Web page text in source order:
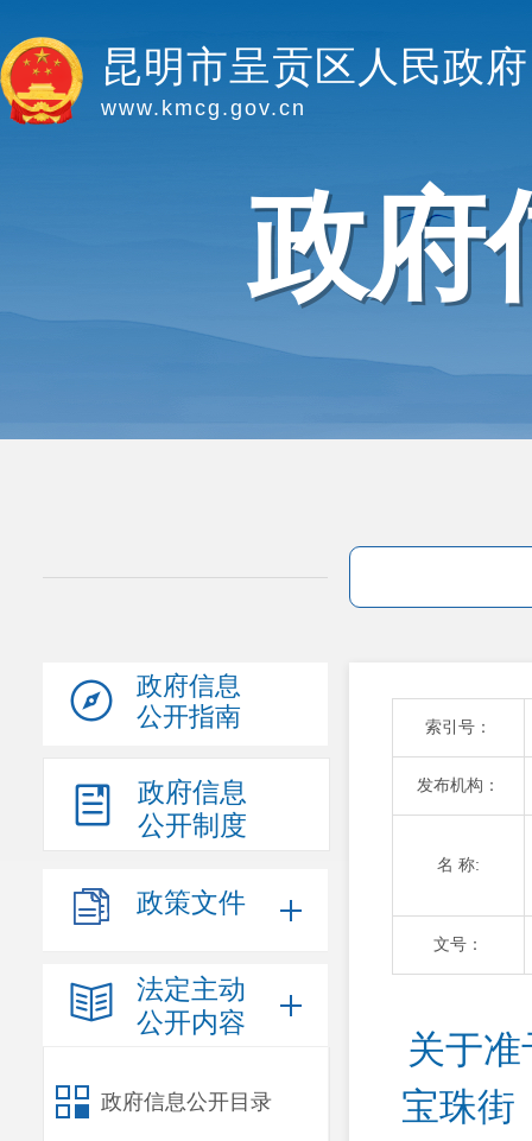
昆明市呈贡区人民政府
www.kmcg.gov.cn
政府
政府信息
公开指南
政府信息
公开制度
政策文件
法定主动
公开内容
政府信息公开目录
索引号：
发布机构：
名 称:
文号：
关于
宝珠街